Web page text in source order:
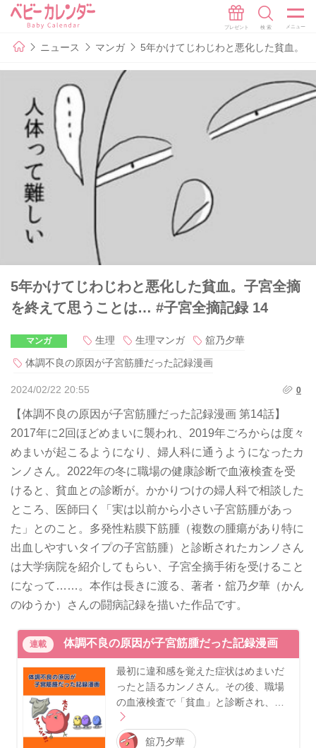
ニュース マンガ 5年かけてじわじわと悪化した貧血。
5年かけてじわじわと悪化した貧血。子宮全摘
を終えて思うことは… #子宮全摘記録 14
マンガ 生理 生理マンガ
舘乃夕華
体調不良の原因が子宮筋腫だった記録漫画
2024/02/22 20:55 0
【体調不良の原因が子宮筋腫だった記録漫画 第14話】
2017年に2回ほどめまいに襲われ、2019年ごろからは度々
めまいが起こるようになり、婦人科に通うようになったカ
ンノさん。2022年の冬に職場の健康診断で血液検査を受
けると、貧血との診断が。かかりつけの婦人科で相談した
ところ、医師曰く「実は以前から小さい子宮筋腫があっ
た」とのこと。多発性粘膜下筋腫（複数の腫瘍があり特に
出血しやすいタイプの子宮筋腫）と診断されたカンノさん
は大学病院を紹介してもらい、子宮全摘手術を受けること
になって……。本作は長きに渡る、著者・舘乃夕華（かん
のゆうか）さんの闘病記録を描いた作品です。
連載 体調不良の原因が子宮筋腫だった記録漫画
最初に違和感を覚えた症状はめまいだ
ったと語るカンノさん。その後、職場
の血液検査で「貧血」と診断され、…
舘乃夕華